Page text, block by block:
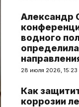
Александр
водного
28 июля 2026, 15:23
Как
коррозии